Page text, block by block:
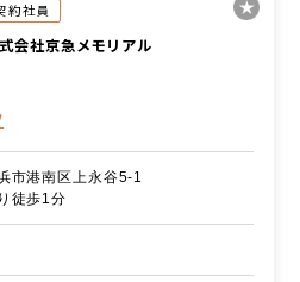
約社員
会社京急メモリアル
市港南区上永谷5-1
徒歩1分